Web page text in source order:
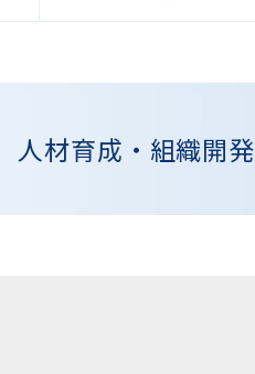
人材育成・組織開発